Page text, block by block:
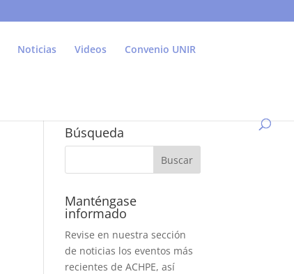
Noticias Videos Convenio UNIR
Búsqueda
Manténgase
informado
Revise en nuestra sección
de noticias los eventos más
recientes de ACHPE, así